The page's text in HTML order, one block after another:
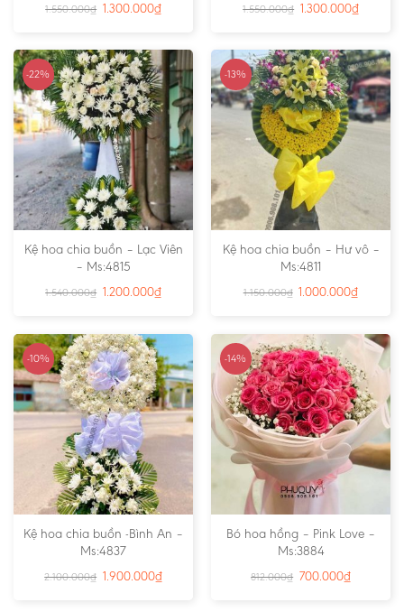
1.550.000₫ 1.300.000₫ 1.550.000₫ 1.300.000₫
-22%
Kệ hoa chia buồn – Lạc Viên
– Ms:4815
1.540.000₫ 1.200.000₫
-13%
Kệ hoa chia buồn – Hư vô –
Ms:4811
1.150.000₫ 1.000.000₫
-10%
Kệ hoa chia buồn -Bình An –
Ms:4837
2.100.000₫ 1.900.000₫
-14%
Bó hoa hồng – Pink Love –
Ms:3884
812.000₫ 700.000₫